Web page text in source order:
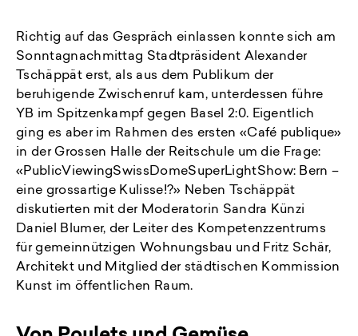
Richtig auf das Gespräch einlassen konnte sich am
Sonntagnachmittag Stadtpräsident Alexander
Tschäppät erst, als aus dem Publikum der
beruhigende Zwischenruf kam, unterdessen führe
YB im Spitzenkampf gegen Basel 2:0. Eigentlich
ging es aber im Rahmen des ersten «Café publique»
in der Grossen Halle der Reitschule um die Frage:
«PublicViewingSwissDomeSuperLightShow: Bern –
eine grossartige Kulisse!?» Neben Tschäppät
diskutierten mit der Moderatorin Sandra Künzi
Daniel Blumer, der Leiter des Kompetenzzentrums
für gemeinnützigen Wohnungsbau und Fritz Schär,
Architekt und Mitglied der städtischen Kommission
Kunst im öffentlichen Raum.